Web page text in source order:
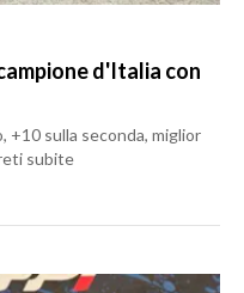
d'Italia con
sulla seconda, miglior
subite